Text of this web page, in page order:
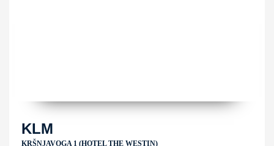
KLM
KRŠNJAVOGA 1 (HOTEL THE WESTIN)